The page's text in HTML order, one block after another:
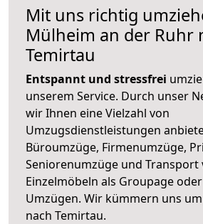
Mit uns richtig
Mülheim an der Ruhr
Temirtau
Entspannt und stressfrei
unserem Service. Durch unser
wir Ihnen eine Vielzahl von
Umzugsdienstleistungen
Büroumzüge, Firmenumzüge,
Seniorenumzüge und Transport
Einzelmöbeln als Groupage
Umzügen. Wir kümmern uns
nach Temirtau.